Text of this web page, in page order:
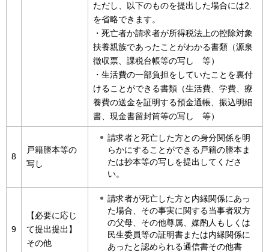
ただし、以下のものを提出した場合には2.
を省略できます。
・死亡者か請求者が所得税法上の控除対象
扶養親族であったことがわかる書類（源泉
徴収票、課税台帳等の写し 等）
・生活費の一部負担をしていたことを裏付
けることができる書類（生活費、学費、療
養費の送金を証明する預金通帳、振込明細
書、現金書留封筒等の写し 等）
8
戸籍謄本等の
写し
請求者と死亡した方との身分関係を明
らかにすることができる戸籍の謄本ま
たは抄本等の写しを提出してくださ
い。
9
【必要に応じ
て提出提出】
その他
請求者が死亡した方と内縁関係にあっ
た場合、その事実に関する当事者双方
の父母、その他尊属、媒酌人もしくは
民生委員等の証明書または内縁関係に
あったと認められる通信書その他書